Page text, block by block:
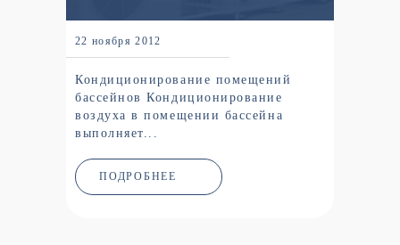
22 ноября 2012
Кондиционирование помещений
бассейнов Кондиционирование
воздуха в помещении бассейна
выполняет...
ПОДРОБНЕЕ